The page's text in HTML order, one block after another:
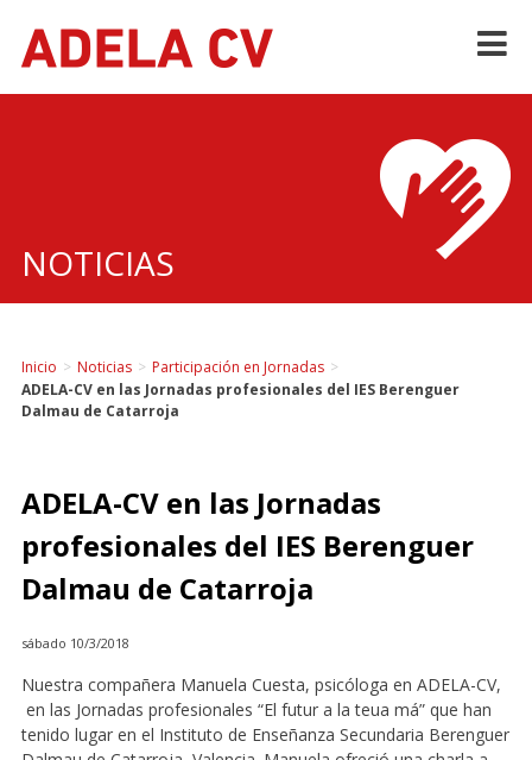
NOTICIAS
Inicio > Noticias > Participación en Jornadas >
ADELA-CV en las Jornadas profesionales del IES Berenguer
Dalmau de Catarroja
ADELA-CV en las Jornadas
profesionales del IES Berenguer
Dalmau de Catarroja
sábado 10/3/2018
Nuestra compañera Manuela Cuesta, psicóloga en ADELA-CV,
en las Jornadas profesionales “El futur a la teua má” que han
tenido lugar en el Instituto de Enseñanza Secundaria Berenguer